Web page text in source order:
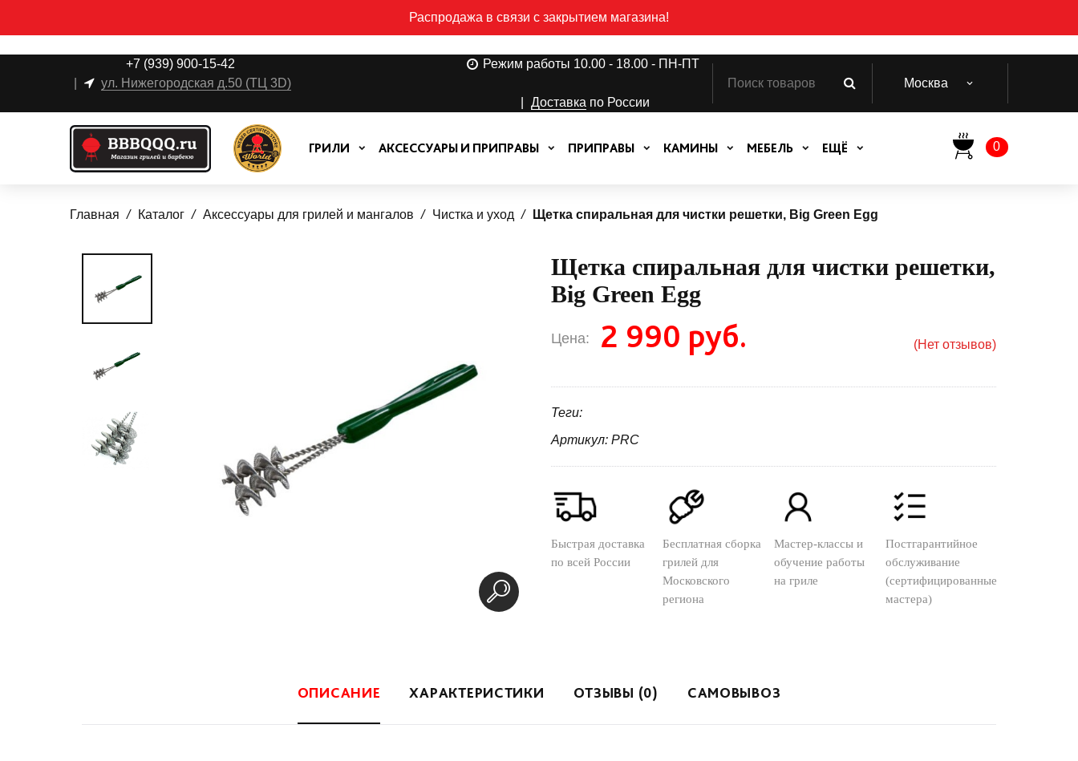
Распродажа в связи с закрытием магазина!
+7 (939) 900-15-42
ул. Нижегородская д.50 (ТЦ 3D)
Режим работы 10.00 - 18.00 - ПН-ПТ
Доставка по России
Москва
0
ГРИЛИ АКСЕССУАРЫ И ПРИПРАВЫ ПРИПРАВЫ КАМИНЫ МЕБЕЛЬ ЕЩЁ
Главная Каталог Аксессуары для грилей и мангалов Чистка и уход Щетка спиральная для чистки решетки, Big Green Egg
Щетка спиральная для чистки решетки,
Big Green Egg
Цена: 2 990 руб. (Нет отзывов)
Теги:
Артикул: PRC
Быстрая доставка
по всей России
Бесплатная сборка
грилей для
Московского
региона
Мастер-классы и
обучение работы
на гриле
Постгарантийное
обслуживание
(сертифицированные
мастера)
ОПИСАНИЕ ХАРАКТЕРИСТИКИ ОТЗЫВЫ (0) САМОВЫВОЗ